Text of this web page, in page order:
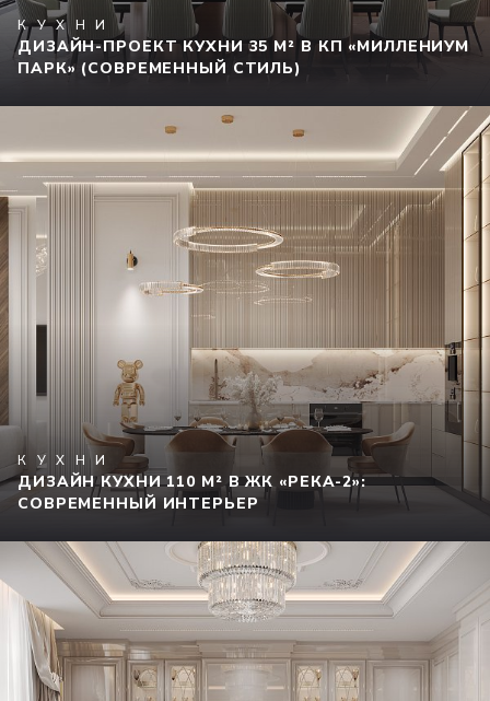
КУХНИ
ДИЗАЙН-ПРОЕКТ КУХНИ 35 М² В КП «МИЛЛЕНИУМ
ПАРК» (СОВРЕМЕННЫЙ СТИЛЬ)
КУХНИ
ДИЗАЙН КУХНИ 110 М² В ЖК «РЕКА-2»:
СОВРЕМЕННЫЙ ИНТЕРЬЕР